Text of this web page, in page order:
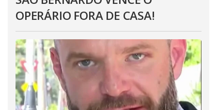
OPERÁRIO FORA DE CASA!